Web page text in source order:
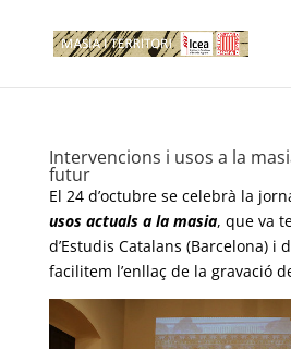
Intervencions i usos a la
futur
El 24 d’octubre se celebrà la
usos actuals a la masia, que va
d’Estudis Catalans (Barcelona) i
facilitem l’enllaç de la gravació